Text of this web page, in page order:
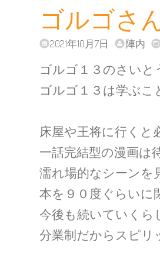
ゴルゴさ
2021年10月7日 陣内
ゴルゴ１３のさいと
ゴルゴ１３は学ぶこ
床屋や王将に行くと
一話完結型の漫画は
濡れ場的なシーンを
本を９０度ぐらいに
今後も続いていくら
分業制だからスピリ